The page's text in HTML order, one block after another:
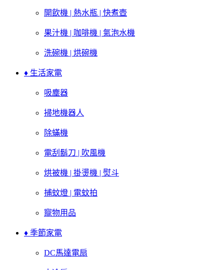
開飲機 | 熱水瓶 | 快煮壺
果汁機 | 咖啡機 | 氣泡水機
洗碗機 | 烘碗機
♦ 生活家電
吸塵器
掃地機器人
除蟎機
電刮鬍刀 | 吹風機
烘被機 | 掛燙機 | 熨斗
捕蚊燈 | 電蚊拍
寵物用品
♦ 季節家電
DC馬達電扇